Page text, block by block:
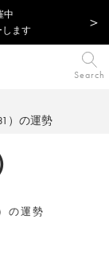
中
ます
Search
）の運勢
の運勢